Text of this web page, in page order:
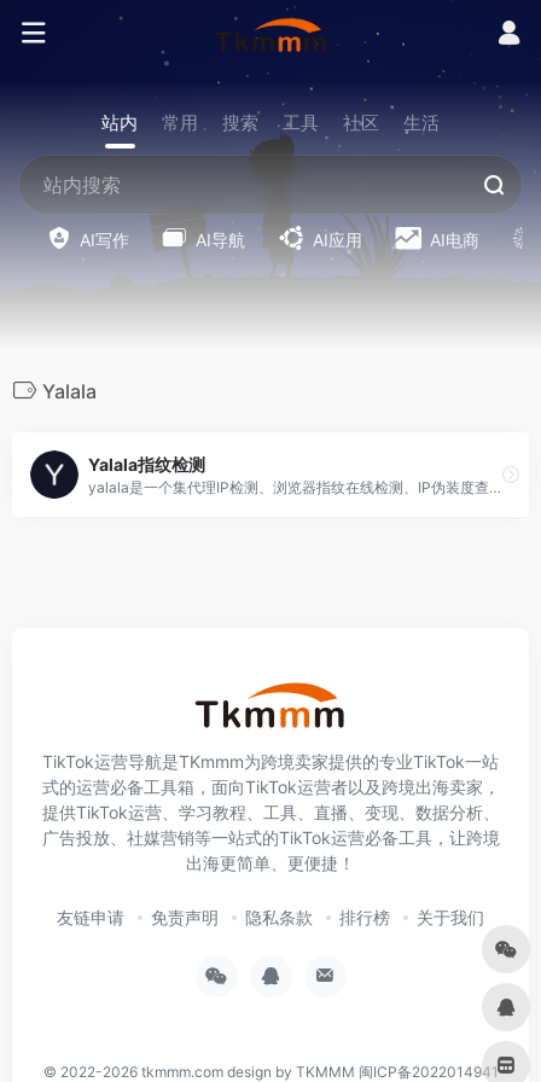
站内 常用 搜索 工具 社区 生活
AI写作 AI导航 AI应用 AI电商
Yalala
Yalala指纹检测
yalala是一个集代理IP检测、浏览器指纹在线检测、IP伪装度查询、时区、DNS、webrtc、UA、画布指纹、插件指纹、音频指纹、窗口指纹、字体指纹等检测查询工具网站
TikTok运营导航是TKmmm为跨境卖家提供的专业TikTok一站
式的运营必备工具箱，面向TikTok运营者以及跨境出海卖家，
提供TikTok运营、学习教程、工具、直播、变现、数据分析、
广告投放、社媒营销等一站式的TikTok运营必备工具，让跨境
出海更简单、更便捷！
友链申请 免责声明 隐私条款 排行榜 关于我们
© 2022-2026 tkmmm.comdesign by TKMMM 闽ICP备2022014941